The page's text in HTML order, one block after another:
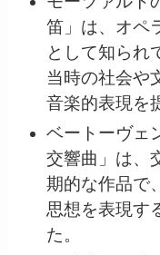
笛」は、オペ
として知られ
当時の社会や
音楽的表現を
ベートーヴェ
交響曲」は、
期的な作品で
思想を表現す
た。